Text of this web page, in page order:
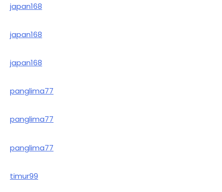
japan168
japan168
japan168
panglima77
panglima77
panglima77
timur99